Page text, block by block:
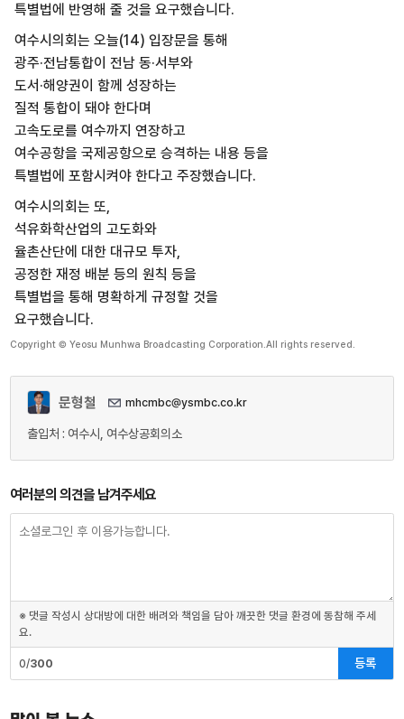
특별법에 반영해 줄 것을 요구했습니다.
여수시의회는 오늘(14) 입장문을 통해
광주·전남통합이 전남 동·서부와
도서·해양권이 함께 성장하는
질적 통합이 돼야 한다며
고속도로를 여수까지 연장하고
여수공항을 국제공항으로 승격하는 내용 등을
특별법에 포함시켜야 한다고 주장했습니다.
여수시의회는 또,
석유화학산업의 고도화와
율촌산단에 대한 대규모 투자,
공정한 재정 배분 등의 원칙 등을
특별법을 통해 명확하게 규정할 것을
요구했습니다.
Copyright © Yeosu Munhwa Broadcasting Corporation.All rights reserved.
문형철 mhcmbc@ysmbc.co.kr
출입처 : 여수시, 여수상공회의소
여러분의 의견을 남겨주세요
※ 댓글 작성시 상대방에 대한 배려와 책임을 담아 깨끗한 댓글 환경에 동참해 주세
요.
0/300 등록